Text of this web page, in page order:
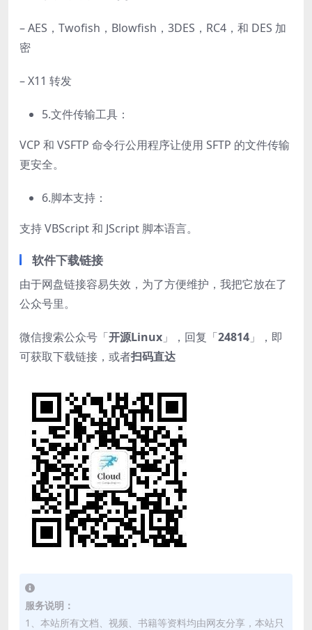
– AES，Twofish，Blowfish，3DES，RC4，和 DES 加
密
– X11 转发
5.文件传输工具：
VCP 和 VSFTP 命令行公用程序让使用 SFTP 的文件传输
更安全。
6.脚本支持：
支持 VBScript 和 JScript 脚本语言。
软件下载链接
由于网盘链接容易失效，为了方便维护，我把它放在了
公众号里。
微信搜索公众号「开源Linux 」，回复「24814 」，即
可获取下载链接，或者扫码直达
服务说明：
1、本站所有文档、视频、书籍等资料均由网友分享，本站只